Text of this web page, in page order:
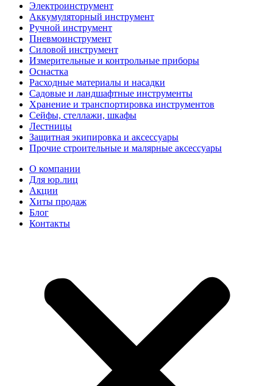
Электроинструмент
Аккумуляторный инструмент
Ручной инструмент
Пневмоинструмент
Силовой инструмент
Измерительные и контрольные приборы
Оснастка
Расходные материалы и насадки
Садовые и ландшафтные инструменты
Хранение и транспортировка инструментов
Сейфы, стеллажи, шкафы
Лестницы
Защитная экипировка и аксессуары
Прочие строительные и малярные аксессуары
О компании
Для юр.лиц
Акции
Хиты продаж
Блог
Контакты